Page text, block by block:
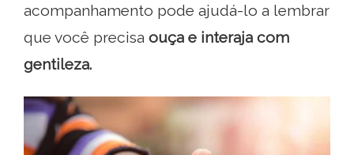
acompanhamento pode ajudá-lo a lembrar
que você precisa ouça e interaja com
gentileza.